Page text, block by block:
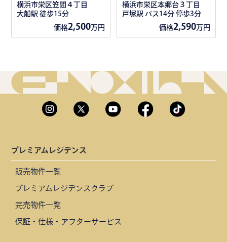
横浜市栄区笠間４丁目
大船駅 徒歩15分
価格2,500万円
横浜市栄区本郷台３丁目
戸塚駅 バス14分 停歩3分
価格2,590万円
プレミアムレジデンス
販売物件一覧
プレミアムレジデンスクラブ
完売物件一覧
保証・仕様・アフターサービス